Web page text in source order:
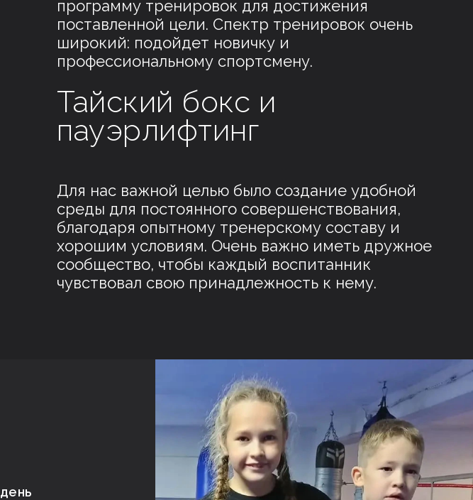
программу тренировок для достижения
поставленной цели. Спектр тренировок очень
широкий: подойдет новичку и
профессиональному спортсмену.
Тайский бокс и
пауэрлифтинг
Для нас важной целью было создание удобной
среды для постоянного совершенствования,
благодаря опытному тренерскому составу и
хорошим условиям. Очень важно иметь дружное
сообщество, чтобы каждый воспитанник
чувствовал свою принадлежность к нему.